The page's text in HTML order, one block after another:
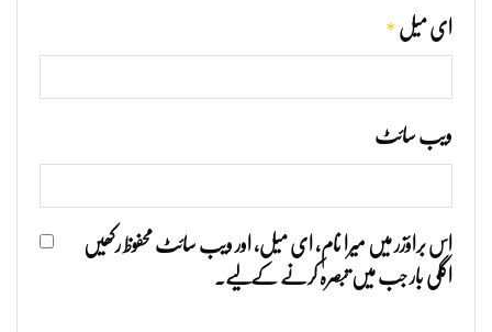
ای میل *
ویب‌ سائٹ
اس براؤزر میں میرا نام، ای میل، اور ویب سائٹ محفوظ رکھیں
اگلی بار جب میں تبصرہ کرنے کےلیے۔